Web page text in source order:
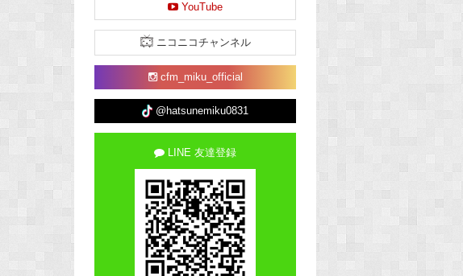
YouTube
ニコニコチャンネル
cfm_miku_official
@hatsunemiku0831
LINE 友達登録